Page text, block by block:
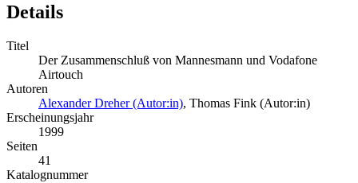
Details
Titel
Der Zusammenschluß von Mannesmann und Vodafone
Airtouch
Autoren
Alexander Dreher (Autor:in), Thomas Fink (Autor:in)
Erscheinungsjahr
1999
Seiten
41
Katalognummer